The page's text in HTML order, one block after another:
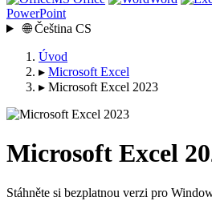
PowerPoint
🌐 Čeština CS
Úvod
▸ Microsoft Excel
▸ Microsoft Excel 2023
Microsoft Excel
Stáhněte si bezplatnou verzi pro